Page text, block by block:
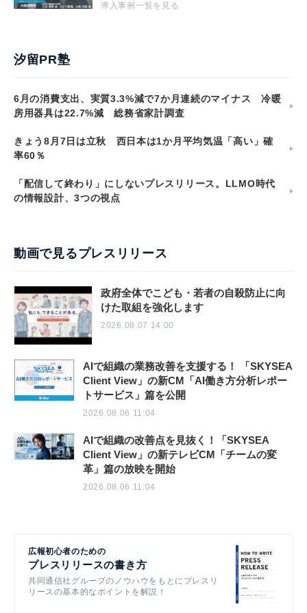
導入事例一覧を見る
汐留PR塾
6月の消費支出、実質3.3%減で7か月連続のマイナス 冷暖
房用器具は22.7%減 総務省家計調査
きょう8月7日は立秋 西日本は1か月平均気温「高い」確
率60％
「配信して終わり」にしないプレスリリース。LLMO時代
の情報設計、3つの視点
動画で見るプレスリリース
政府全体でこども・若者の自殺防止に向
けた取組を強化します
2026.08.07 14:00
AIで組織の業務改善を支援する！ 「SKYSEA
Client View」の新CM「AI働き方分析レポー
トサービス」篇を公開
2026.08.06 11:04
AIで組織の改善点を見抜く！「SKYSEA
Client View」の新テレビCM「チームの変
革」篇の放映を開始
2026.08.06 11:04
広報初心者のための
プレスリリースの書き方
共同通信社グループのノウハウをもとにプレスリ
リースの基本的なポイントを解説！